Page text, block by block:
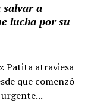
salvar a
lucha por su
Patita atraviesa
que comenzó